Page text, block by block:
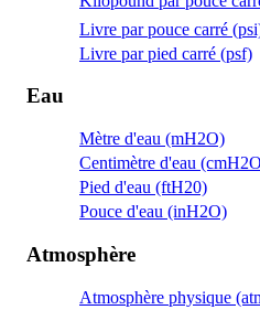
Livre par pouce carré
Livre par pied carré (psf)
Eau
Mètre d'eau (mH2O)
Centimètre d'eau
Pied d'eau (ftH20)
Pouce d'eau (inH2O)
Atmosphère
Atmosphère physique